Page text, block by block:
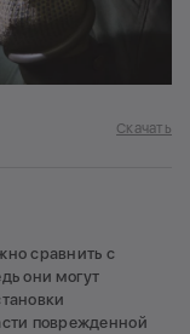
Скачать
сравнить с
они могут
поврежденной